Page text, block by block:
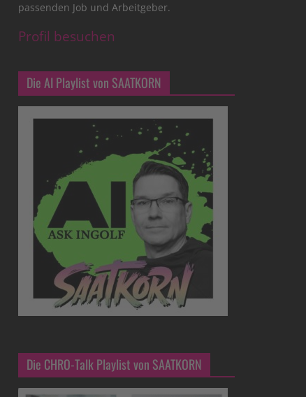
passenden Job und Arbeitgeber.
Profil besuchen
Die AI Playlist von SAATKORN
Die CHRO-Talk Playlist von SAATKORN